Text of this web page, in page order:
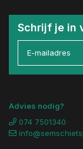
Schrijf je in
Advies nodig?
074 7501340